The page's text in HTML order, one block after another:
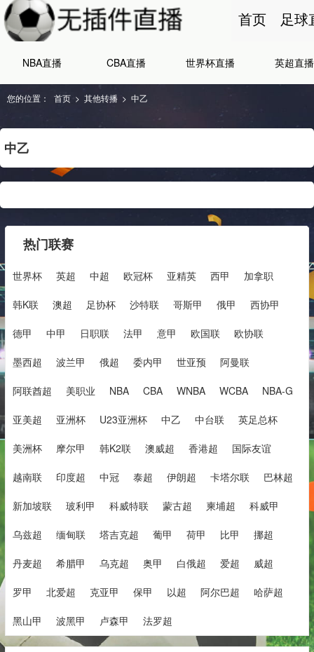
首页 足球
NBA直播 CBA直播 世界杯直播 英超直播
您的位置： 首页 > 其他转播 > 中乙
中乙
热门联赛
世界杯 英超 中超 欧冠杯 亚精英 西甲 加拿职
韩K联 澳超 足协杯 沙特联 哥斯甲 俄甲 西协甲
德甲 中甲 日职联 法甲 意甲 欧国联 欧协联
墨西超 波兰甲 俄超 委内甲 世亚预 阿曼联
阿联酋超 美职业 NBA CBA WNBA WCBA NBA-G
亚美超 亚洲杯 U23亚洲杯 中乙 中台联 英足总杯
美洲杯 摩尔甲 韩K2联 澳威超 香港超 国际友谊
越南联 印度超 中冠 泰超 伊朗超 卡塔尔联 巴林超
新加坡联 玻利甲 科威特联 蒙古超 柬埔超 科威甲
乌兹超 缅甸联 塔吉克超 葡甲 荷甲 比甲 挪超
丹麦超 希腊甲 乌克超 奥甲 白俄超 爱超 威超
罗甲 北爱超 克亚甲 保甲 以超 阿尔巴超 哈萨超
黑山甲 波黑甲 卢森甲 法罗超